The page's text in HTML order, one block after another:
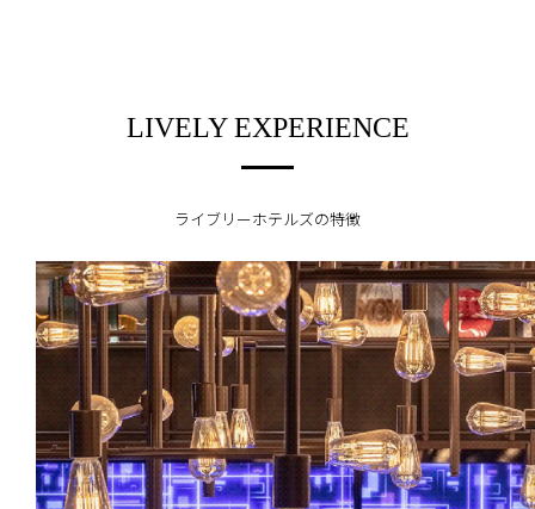
LIVELY EXPERIENCE
ライブリーホテルズの特徴